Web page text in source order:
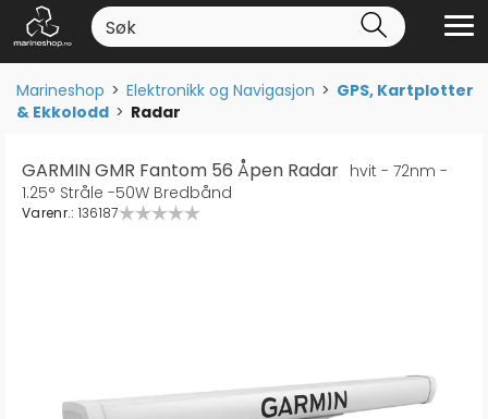
Marineshop>Elektronikk og Navigasjon>GPS, Kartplotter
& Ekkolodd>Radar
GARMIN GMR Fantom 56 Åpen Radar hvit - 72nm -
1.25° Stråle -50W Bredbånd
Varenr.: 136187